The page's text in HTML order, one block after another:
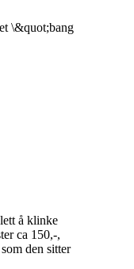
\&quot;bang
å klinke
ca 150,-,
den sitter